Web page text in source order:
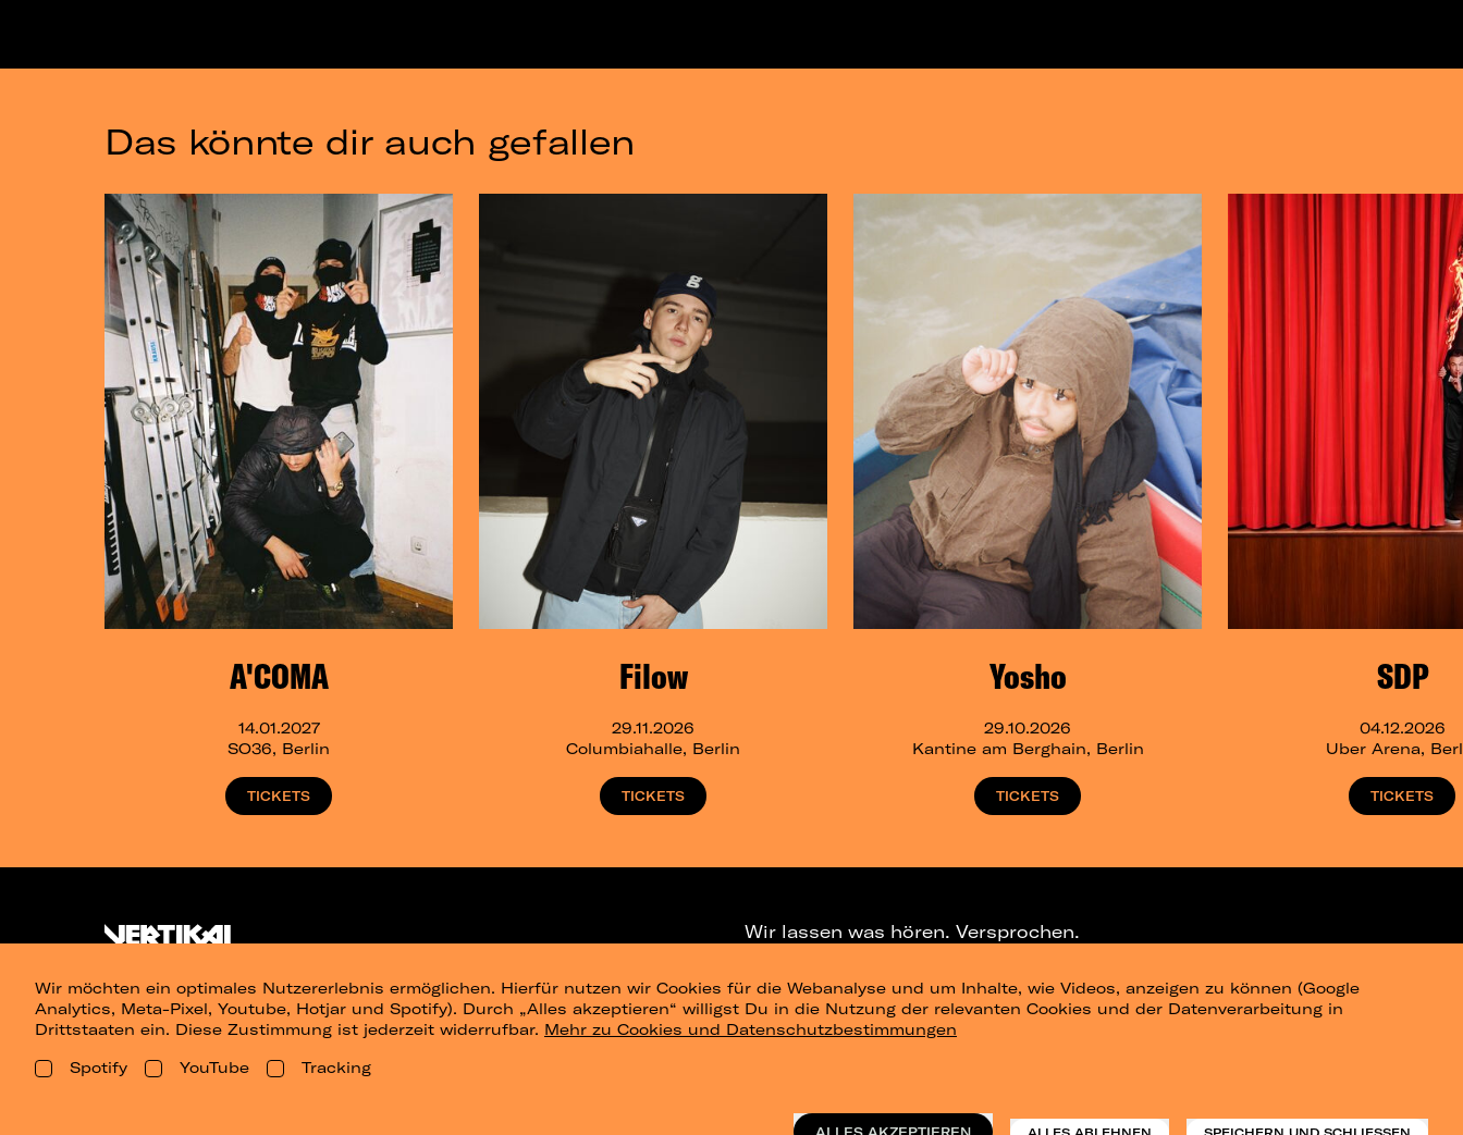
Das könnte dir auch gefallen
A'COMA
14.01.2027
SO36, Berlin
TICKETS
Filow
29.11.2026
Columbiahalle, Berlin
TICKETS
Yosho
29.10.2026
Kantine am Berghain, Berlin
TICKETS
SDP
04.12.2026
Uber Arena,
TICKETS
Wir möchten ein optimales Nutzererlebnis ermöglichen. Hierfür nutzen wir Cookies für die Webanalyse und um Inhalte, wie Videos, anzeigen zu können (Google
Analytics, Meta-Pixel, Youtube, Hotjar und Spotify). Durch „Alles akzeptieren“ willigst Du in die Nutzung der relevanten Cookies und der Datenverarbeitung in
Drittstaaten ein. Diese Zustimmung ist jederzeit widerrufbar. Mehr zu Cookies und Datenschutzbestimmungen
Spotify
YouTube Tracking
Wir lassen was hören. Versprochen.
NEWSLETTER TELEGRAM-CHANNEL
Vergangene Shows o_teamDatenschutzImpressum